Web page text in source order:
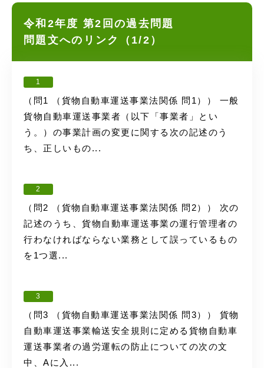
令和2年度 第2回の過去問題
問題文へのリンク（1/2）
1
（問1 （貨物自動車運送事業法関係 問1）） 一般
貨物自動車運送事業者（以下「事業者」とい
う。）の事業計画の変更に関する次の記述のう
ち、正しいもの...
2
（問2 （貨物自動車運送事業法関係 問2）） 次の
記述のうち、貨物自動車運送事業の運行管理者の
行わなければならない業務として誤っているもの
を1つ選...
3
（問3 （貨物自動車運送事業法関係 問3）） 貨物
自動車運送事業輸送安全規則に定める貨物自動車
運送事業者の過労運転の防止についての次の文
中、Aに入...